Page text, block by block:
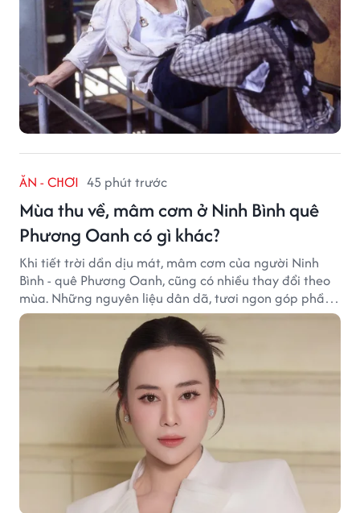
ĂN - CHƠI 45 phút trước
Mùa thu về, mâm cơm ở Ninh Bình quê
Phương Oanh có gì khác?
Khi tiết trời dần dịu mát, mâm cơm của người Ninh
Bình - quê Phương Oanh, cũng có nhiều thay đổi theo
mùa. Những nguyên liệu dân dã, tươi ngon góp phần
tạo nên hương vị bình dị nhưng đầy cuốn hút của vùng